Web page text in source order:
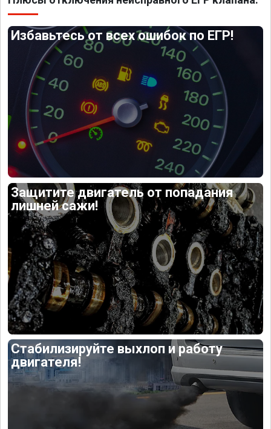
Избавьтесь от всех ошибок по ЕГР!
Защитите двигатель от попадания
лишней сажи!
Стабилизируйте выхлоп и работу
двигателя!